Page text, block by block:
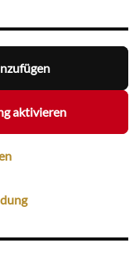
aktivieren